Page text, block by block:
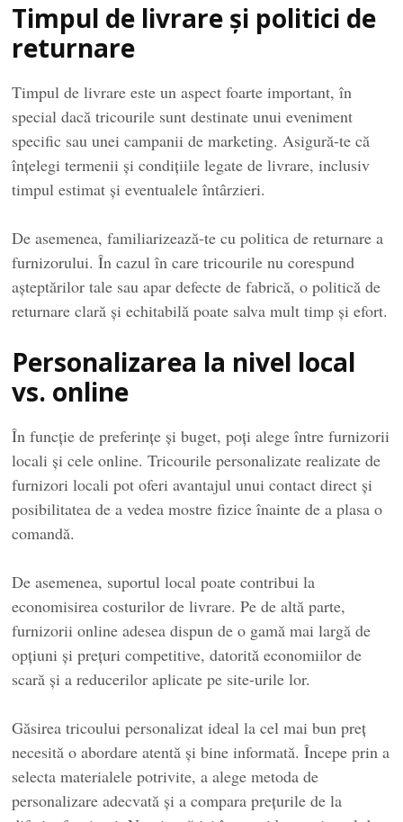
Timpul de livrare și politici de
returnare
Timpul de livrare este un aspect foarte important, în
special dacă tricourile sunt destinate unui eveniment
specific sau unei campanii de marketing. Asigură-te că
înțelegi termenii și condițiile legate de livrare, inclusiv
timpul estimat și eventualele întârzieri.
De asemenea, familiarizează-te cu politica de returnare a
furnizorului. În cazul în care tricourile nu corespund
așteptărilor tale sau apar defecte de fabrică, o politică de
returnare clară și echitabilă poate salva mult timp și efort.
Personalizarea la nivel local
vs. online
În funcție de preferințe și buget, poți alege între furnizorii
locali și cele online. Tricourile personalizate realizate de
furnizori locali pot oferi avantajul unui contact direct și
posibilitatea de a vedea mostre fizice înainte de a plasa o
comandă.
De asemenea, suportul local poate contribui la
economisirea costurilor de livrare. Pe de altă parte,
furnizorii online adesea dispun de o gamă mai largă de
opțiuni și prețuri competitive, datorită economiilor de
scară și a reducerilor aplicate pe site-urile lor.
Găsirea tricoului personalizat ideal la cel mai bun preț
necesită o abordare atentă și bine informată. Începe prin a
selecta materialele potrivite, a alege metoda de
personalizare adecvată și a compara prețurile de la